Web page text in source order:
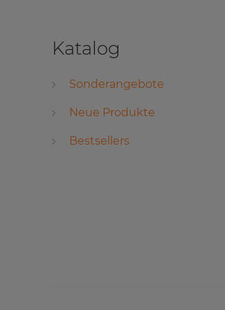
Katalog
Sonderangebote
Neue Produkte
Bestsellers